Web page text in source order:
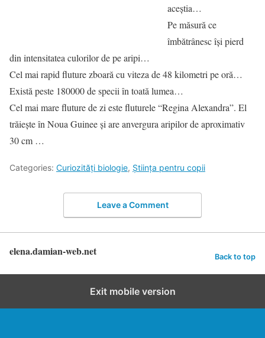
aceștia…
Pe măsură ce
îmbătrânesc își pierd
din intensitatea culorilor de pe aripi…
Cel mai rapid fluture zboară cu viteza de 48 kilometri pe oră…
Există peste 180000 de specii în toată lumea…
Cel mai mare fluture de zi este fluturele “Regina Alexandra”. El
trăiește în Noua Guinee și are anvergura aripilor de aproximativ
30 cm …
Categories: Curiozități biologie, Știința pentru copii
Leave a Comment
elena.damian-web.net Back to top
Exit mobile version